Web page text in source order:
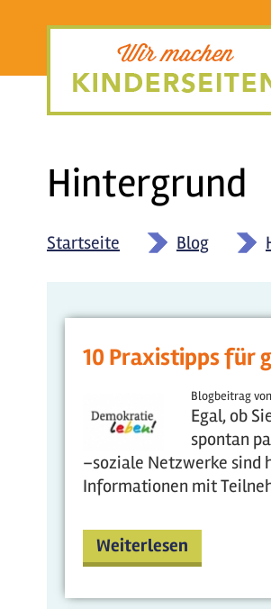
Hintergrund
Startseite » Blog »
10 Praxistipps für
Blogbeitrag
Egal, ob
spontan
–soziale Netzwerke sind
Informationen mit
Weiterlesen